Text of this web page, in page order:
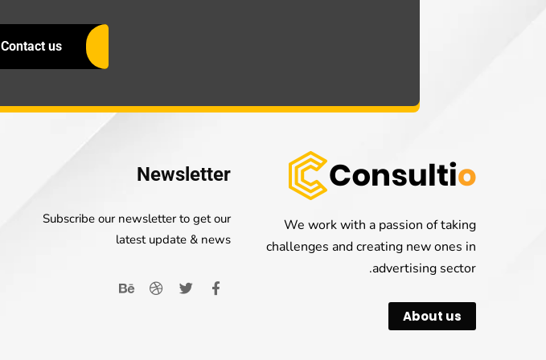
Contact us
We work with a passion of taking
challenges and creating new ones in
advertising sector.
About us
Newsletter
Subscribe our newsletter to get our
latest update & news